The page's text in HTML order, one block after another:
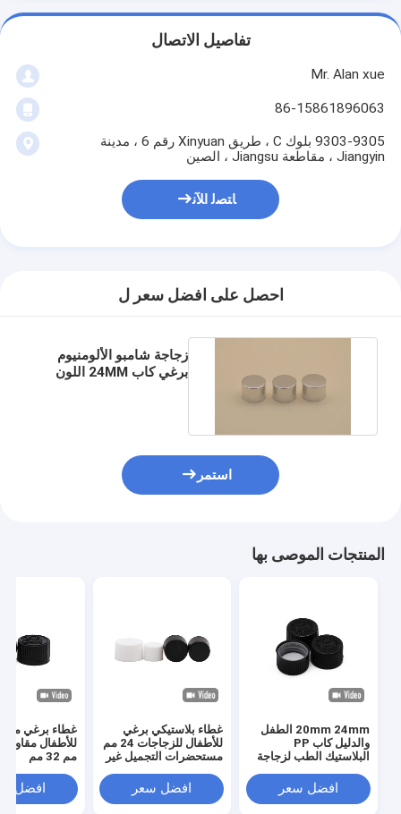
تفاصيل الاتصال
Mr. Alan xue
86-15861896063
9303-9305 بلوك C ، طريق Xinyuan رقم 6 ، مدينة
Jiangyin ، مقاطعة Jiangsu ، الصين
ﺎﺘﺼﻟ ﺍﻶﻧ
احصل على افضل سعر ل
زجاجة شامبو الألومنيوم
برغي كاب 24MM اللون
استمر
المنتجات الموصى بها
20mm 24mm الطفل
والدليل كاب PP
البلاستيك الطب لزجاجة
افضل سعر
غطاء بلاستيكي برغي
للأطفال للزجاجات 24 مم
مستحضرات التجميل غير
افضل سعر
غطاء برغي
مم 32 مم
افضل